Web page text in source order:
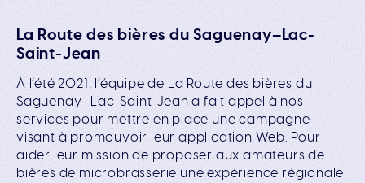
La Route des bières du Saguenay–Lac-
Saint-Jean
À l’été 2021, l’équipe de La Route des bières du
Saguenay–Lac-Saint-Jean a fait appel à nos
services pour mettre en place une campagne
visant à promouvoir leur application Web. Pour
aider leur mission de proposer aux amateurs de
bières de microbrasserie une expérience régionale